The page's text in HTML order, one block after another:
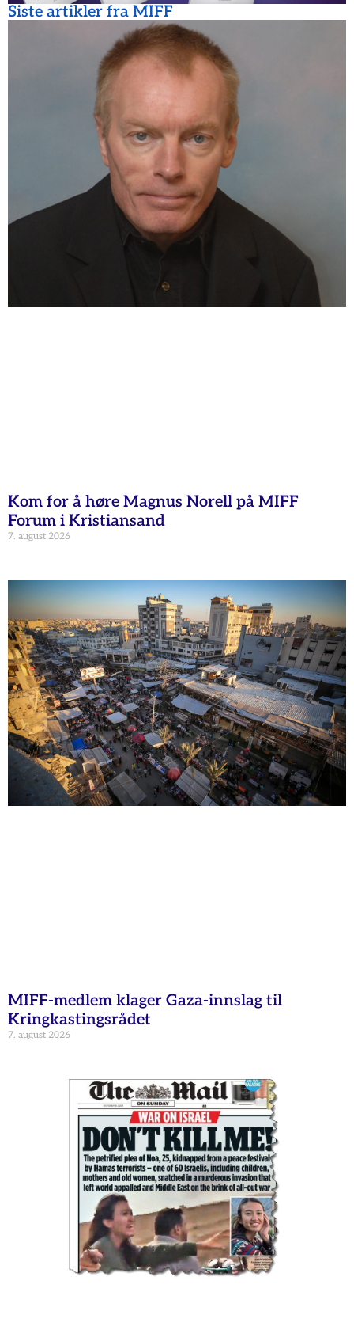
Siste artikler fra MIFF
Kom for å høre Magnus Norell på MIFF
Forum i Kristiansand
7. august 2026
MIFF-medlem klager Gaza-innslag til
Kringkastingsrådet
7. august 2026